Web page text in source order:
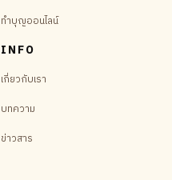
ทำบุญออนไลน์
INFO
เกี่ยวกับเรา
บทความ
ข่าวสาร